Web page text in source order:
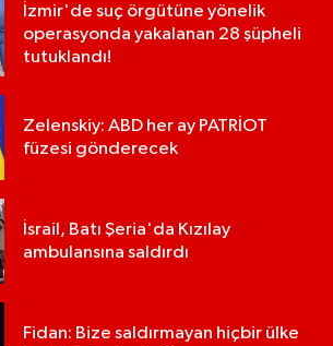
İzmir'de suç örgütüne yönelik
operasyonda yakalanan 28 şüpheli
tutuklandı!
Zelenskiy: ABD her ay PATRİOT
füzesi gönderecek
İsrail, Batı Şeria'da Kızılay
ambulansına saldırdı
Fidan: Bize saldırmayan hiçbir ülke